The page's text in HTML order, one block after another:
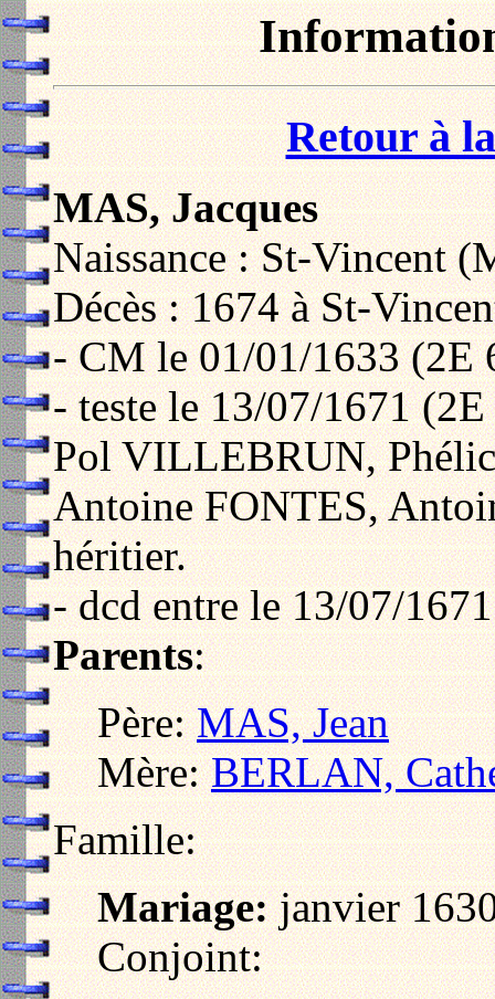
Retour à
MAS, Jacques
Naissance : St-Vincent
Décès : 1674 à St-
- CM le 01/01/1633 (2E
- teste le 13/07/1671
Pol VILLEBRUN,
Antoine FONTES,
héritier.
- dcd entre le 13/07/
Parents:
Père:MAS, Jean
Mère:BERLAN,
Famille:
Mariage:janvier
Conjoint: